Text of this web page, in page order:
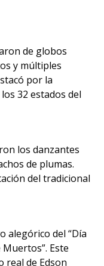
de globos
y múltiples
por la
32 estados del
los danzantes
de plumas.
del tradicional
alegórico del “Día
Este
real de Edson